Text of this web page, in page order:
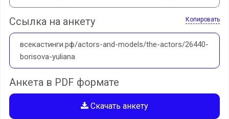
Ссылка на анкету Копировать
всекастинги.рф/actors-and-models/the-actors/26440-
borisova-yuliana
Анкета в PDF формате
Скачать анкету